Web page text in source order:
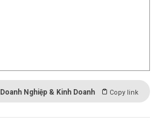
Doanh Nghiệp & Kinh Doanh Copy link